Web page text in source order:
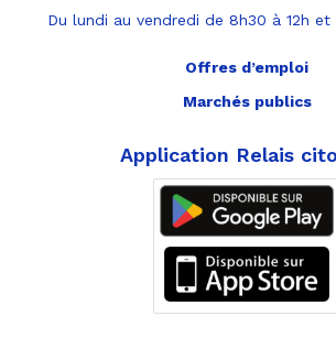
Du lundi au vendredi de 8h30 à 12h et
Offres d’emploi
Marchés publics
Application Relais